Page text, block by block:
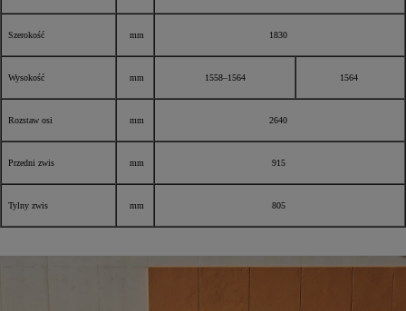
Szerokość mm 1830
Wysokość mm 1558–1564 1564
Rozstaw osi mm 2640
Przedni zwis mm 915
Tylny zwis mm 805